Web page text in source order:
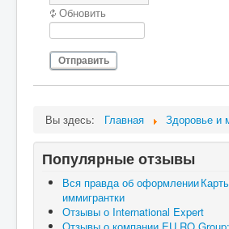
Обновить
Отправить
Вы здесь: Главная Здоровье и
Популярные отзывы
Вся правда об оформлении
иммигрантки
Отзывы о International Expert